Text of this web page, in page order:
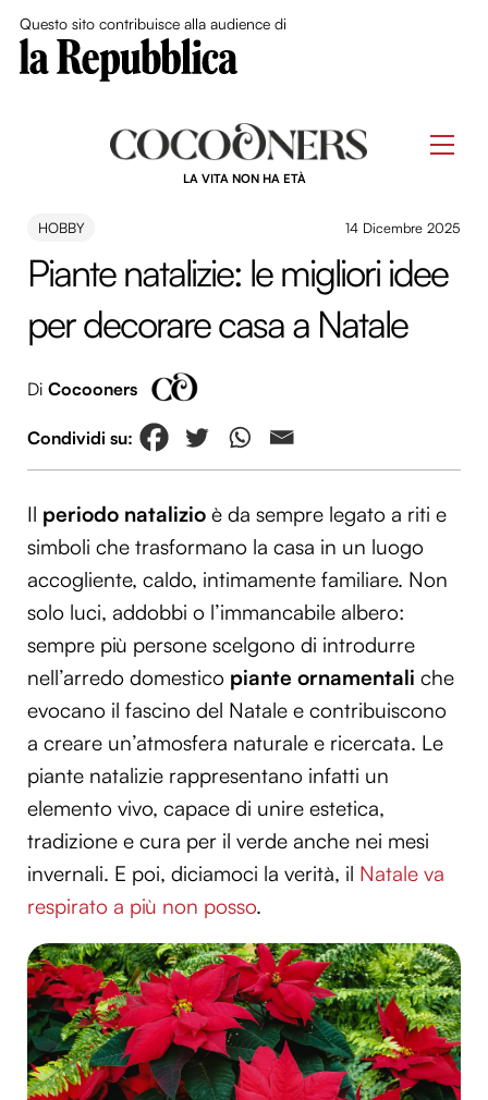
Questo sito contribuisce alla audience di
LA VITA NON HA ETÀ
HOBBY 14 Dicembre 2025
Piante natalizie: le migliori idee
per decorare casa a Natale
Di Cocooners
Il periodo natalizio è da sempre legato a riti e
simboli che trasformano la casa in un luogo
accogliente, caldo, intimamente familiare. Non
solo luci, addobbi o l’immancabile albero:
sempre più persone scelgono di introdurre
nell’arredo domestico piante ornamentali che
evocano il fascino del Natale e contribuiscono
a creare un’atmosfera naturale e ricercata. Le
piante natalizie rappresentano infatti un
elemento vivo, capace di unire estetica,
tradizione e cura per il verde anche nei mesi
invernali. E poi, diciamoci la verità, il Natale va
respirato a più non posso.